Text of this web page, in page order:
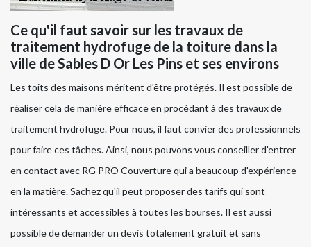
Ce qu'il faut savoir sur les travaux de
traitement hydrofuge de la toiture dans la
ville de Sables D Or Les Pins et ses environs
Les toits des maisons méritent d'être protégés. Il est possible de
réaliser cela de manière efficace en procédant à des travaux de
traitement hydrofuge. Pour nous, il faut convier des professionnels
pour faire ces tâches. Ainsi, nous pouvons vous conseiller d'entrer
en contact avec RG PRO Couverture qui a beaucoup d'expérience
en la matière. Sachez qu'il peut proposer des tarifs qui sont
intéressants et accessibles à toutes les bourses. Il est aussi
possible de demander un devis totalement gratuit et sans